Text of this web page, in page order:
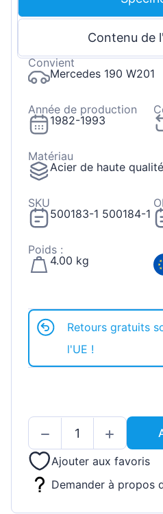
Contenu de
Convient
Mercedes 190 W201
Année de production
1982-1993
Matériau
Acier de haute qualité
SKU
500183-1 500184-1
Poids :
4.00 kg
Retours gratuits
l'UE !
Ajouter aux favoris
Demander à propos